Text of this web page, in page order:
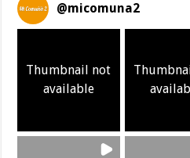
@micomuna2
Thumbnail not
available